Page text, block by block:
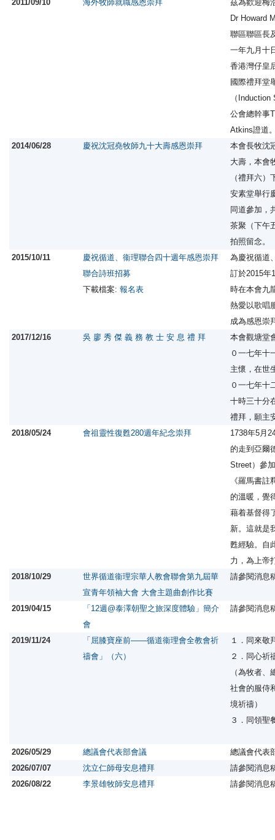
2011/09/10
海外牧師就職感恩崇拜
茲為歡迎梅
Dr Howard
聯區聯區長
一年九月十
香港灣仔皇
國際禮拜堂
（
公會總幹事
Atkins證道
2014/06/28
慶祝沈冠堯牧師九十大壽感恩崇拜
本會長牧沈
大壽，本會
（禮拜六
安素堂舉行
同道參加，
茶聚（下午
拍照留念。
2015/10/11
慶祝循道、衞理聯合四十週年感恩崇拜
聯合詩班招募
下載檔案: 報名表
為慶祝循道
訂於2015年
時在本會九
熱愛以歌唱
成為感恩崇
2017/12/16
吳 廖 秀 傑 義 務 教 士 安 息 禮 拜
本會觀塘堂
０一七年十
主懷，在世
０一七年十
十時三十分
禮拜，願主
2018/05/24
會祖靈性復甦280週年紀念崇拜
1738年5月
的走到亞爾
Street）參
《羅馬書
的溫暖，覺
藉着基督得
新。這就是
甦經驗。自
力，為上帝
2018/10/29
世界循道衞理宗華人教會聯會第九屆華
宣青年領袖大會 大會主題曲創作比賽
請參閱消息
2019/04/15
「12週@泰澤朝聖之旅深度體驗」簡介
會
請參閱消息
2019/11/24
「屈膝寶座前——循道衞理會全教會祈
禱會」（六）
１．同來敬
２．同心祈
（為牧者
社會的服侍
境祈禱）
３．同領聖
2026/05/29 總議會代表部會議
總議會代表
2026/07/07
沈立仁師母安息禮拜
請參閱消息
2026/08/22
李景雄牧師安息禮拜 請參閱消息